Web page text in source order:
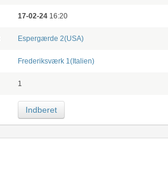
17-02-24 16:20
Espergærde 2(USA)
Frederiksværk 1(Italien)
1
Indberet